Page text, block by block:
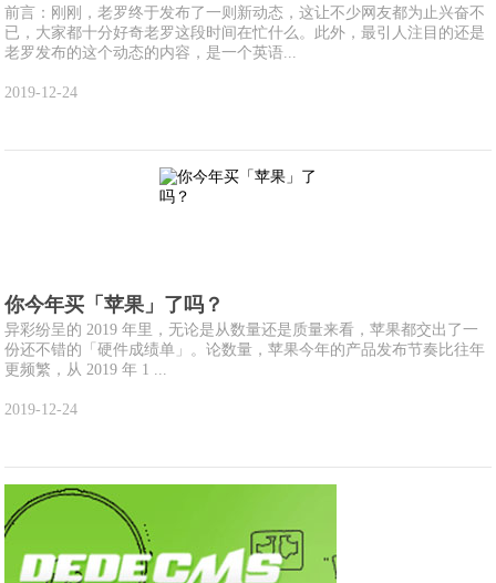
前言：刚刚，老罗终于发布了一则新动态，这让不少网友都为止兴奋不
已，大家都十分好奇老罗这段时间在忙什么。此外，最引人注目的还是
老罗发布的这个动态的内容，是一个英语...
2019-12-24
你今年买「苹果」了吗？
异彩纷呈的 2019 年里，无论是从数量还是质量来看，苹果都交出了一
份还不错的「硬件成绩单」。论数量，苹果今年的产品发布节奏比往年
更频繁，从 2019 年 1 ...
2019-12-24